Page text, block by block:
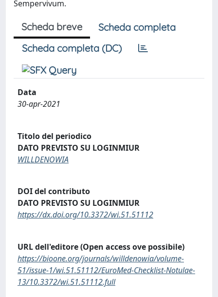
Sempervivum.
Scheda breve
Scheda completa
Scheda completa (DC)
Data
30-apr-2021
Titolo del periodico
DATO PREVISTO SU LOGINMIUR
WILLDENOWIA
DOI del contributo
DATO PREVISTO SU LOGINMIUR
https://dx.doi.org/10.3372/wi.51.51112
URL dell'editore (Open access ove possibile)
https://bioone.org/journals/willdenowia/volume-
51/issue-1/wi.51.51112/EuroMed-Checklist-Notulae-
13/10.3372/wi.51.51112.full